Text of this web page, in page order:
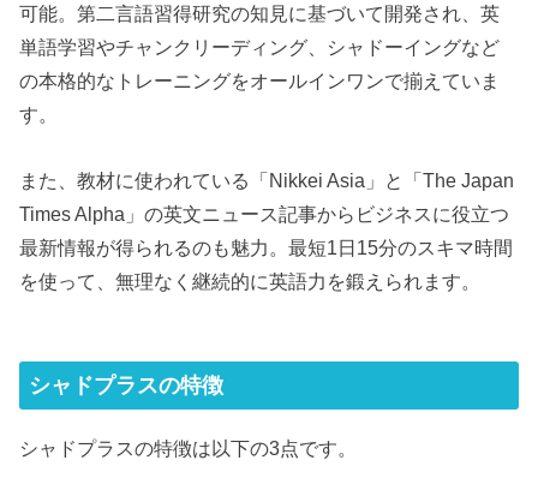
可能。第二言語習得研究の知見に基づいて開発され、英
単語学習やチャンクリーディング、シャドーイングなど
の本格的なトレーニングをオールインワンで揃えていま
す。
また、教材に使われている「Nikkei Asia」と「The Japan
Times Alpha」の英文ニュース記事からビジネスに役立つ
最新情報が得られるのも魅力。最短1日15分のスキマ時間
を使って、無理なく継続的に英語力を鍛えられます。
シャドプラスの特徴
シャドプラスの特徴は以下の3点です。